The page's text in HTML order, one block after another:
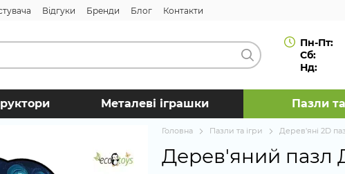
Відгуки Бренди Блог Контакти
Пн-Пт:
Сб:
Нд:
Металеві іграшки Пазли
Головна Пазли та ігри Дерев'яні 2D
Дерев'яний пазл